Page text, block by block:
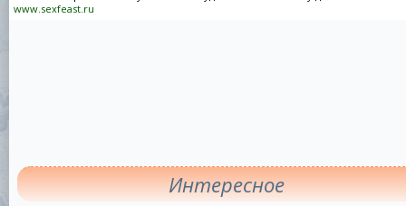
www.sexfeast.ru
Интересное